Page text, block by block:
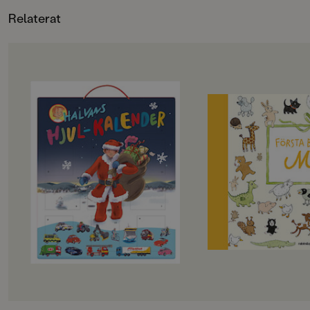
Relaterat
Öppna en ny spännande lucka varje
dag och följ med Halvan på
äventyr! Kalendern är fylld med
roliga pysselböcker, kluriga pussel,
färgglada klistermärken och
kartongfigurer som gör väntan på
julafton extra kul. Perfekt för alla
små fordonsfantaster!
De älskade böckerna om Halvan är
skapade av författaren Arne Norlin
och illustratören Jonas Burman.
Glöm inte bort den
med ditt barn!
Både lyxig och
bedårande bilder
Kruusval!
Det är så mycket
barnets första år.
som man vill
nybliven förälder.
första ordet? När
stegen? Och vart